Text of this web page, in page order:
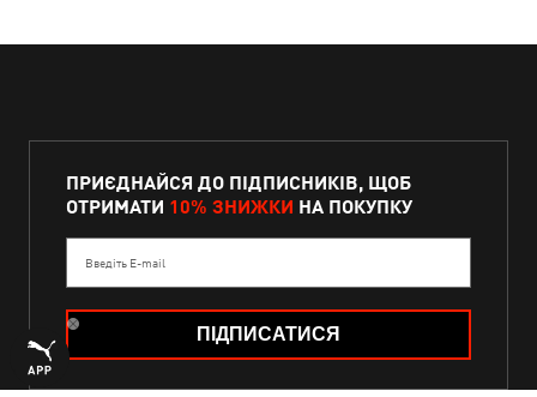
ПРИЄДНАЙСЯ ДО ПІДПИСНИКІВ, ЩОБ
ОТРИМАТИ 10% ЗНИЖКИ НА ПОКУПКУ
Введіть E-mail
ПІДПИСАТИСЯ